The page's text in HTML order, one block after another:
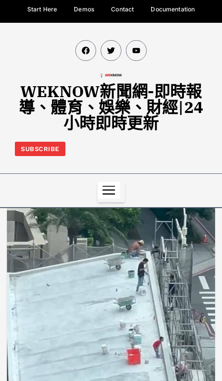
Start Here Demos Contact Documentation
WEKNOW新聞網-即時報
導、體育、娛樂、財經|24
小時即時更新
SUBSCRIBE